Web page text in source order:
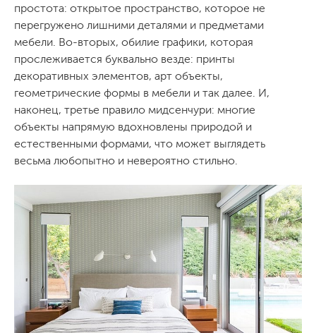
простота: открытое пространство, которое не
перегружено лишними деталями и предметами
мебели. Во-вторых, обилие графики, которая
прослеживается буквально везде: принты
декоративных элементов, арт объекты,
геометрические формы в мебели и так далее. И,
наконец, третье правило мидсенчури: многие
объекты напрямую вдохновлены природой и
естественными формами, что может выглядеть
весьма любопытно и невероятно стильно.